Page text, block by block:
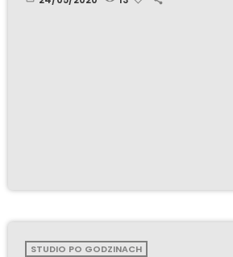
STUDIO PO GODZINACH